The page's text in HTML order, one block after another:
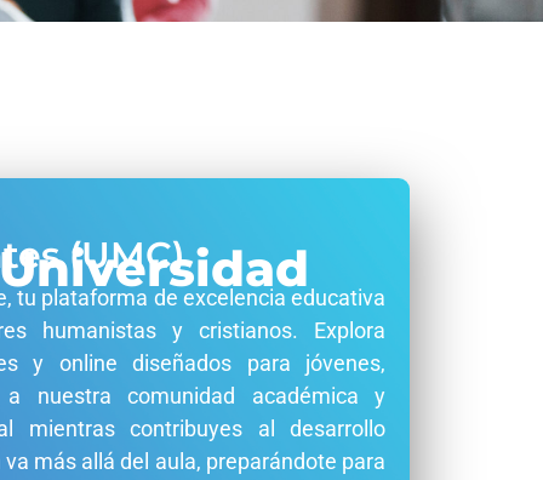
(UMC)
tu plataforma de excelencia educativa
humanistas y cristianos. Explora
y online diseñados para jóvenes,
nuestra comunidad académica y
mientras contribuyes al desarrollo
más allá del aula, preparándote para